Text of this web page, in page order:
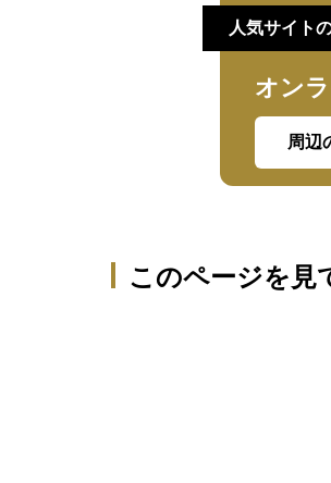
人気サイト
オン
周辺
このページを見